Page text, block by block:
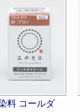
料 コールダ